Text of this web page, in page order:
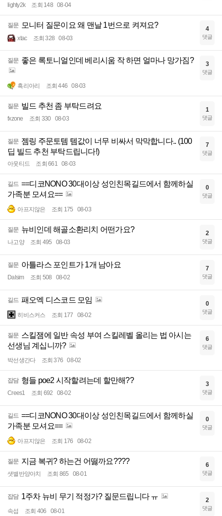
lighty2k 조회 148 08-04
질문 모니터 질문이요 왜 맨날 1번으로 켜져요?
xtac 조회 328 08-03
4
댓글
질문 좋은 록토니얼인데 베리시움 작 하면 얼마나 망가짐?
흑리아리 조회 446 08-03
3
댓글
질문 빌드 추천 좀 부탁드려요
fxzone 조회 330 08-03
1
댓글
질문 젬링 주문토템 템값이 너무 비싸서 막막합니다.. (100
딥 빌드 추천 부탁드립니다!)
아웃티드 조회 661 08-03
7
댓글
길드 ==디코NONO 30대이상 성인친목길드에서 함께하실
가족분 모셔요==
아프지않은 조회 175 08-03
0
댓글
질문 뉴비인데 해골소환리치 어떤가요?
나고양 조회 495 08-03
2
댓글
질문 아틀라스 포인트가 1개 남아요
Dalsim 조회 508 08-02
7
댓글
길드 패오엑 디스코드 모임
히비스커스 조회 177 08-02
0
댓글
질문 스킬잼에 일반 속성 부여 스킬레벨 올리는 법 아시는
선생님 계십니까?
박선생간다 조회 376 08-02
6
댓글
잡담 형들 poe2 시작할려는데 할만해??
Crees1 조회 692 08-02
3
댓글
길드 ==디코NONO 30대이상 성인친목길드에서 함께하실
가족분 모셔요==
아프지않은 조회 176 08-02
0
댓글
질문 지금 복귀? 하는건 어떯까요????
샛별반양아치 조회 865 08-01
6
댓글
잡담 1주차 뉴비 무기 적정가? 질문드립니다 ㅠ
속섭 조회 406 08-01
2
댓글